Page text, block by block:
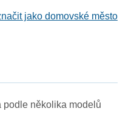
jako domovské město
podle několika modelů